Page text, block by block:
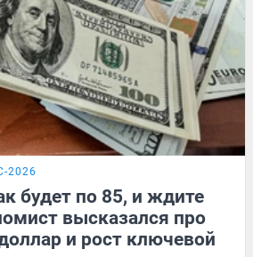
2026
будет по 85, и ждите
высказался про
и рост ключевой